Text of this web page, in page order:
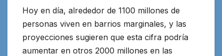
Hoy en día, alrededor de 1100 millones de
personas viven en barrios marginales, y las
proyecciones sugieren que esta cifra podría
aumentar en otros 2000 millones en las